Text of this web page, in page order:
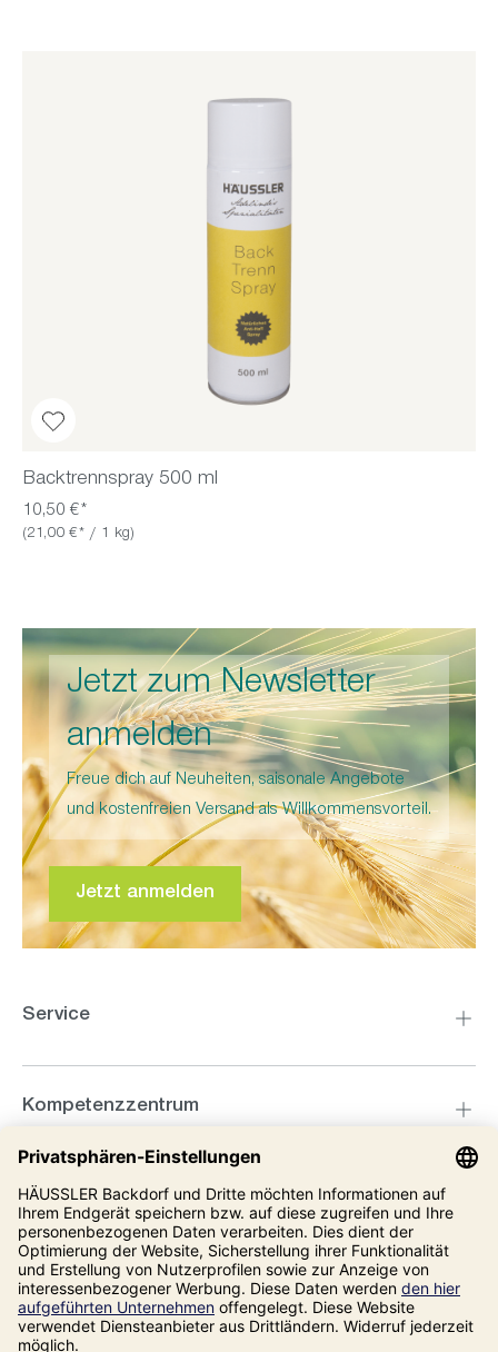
Backtrennspray 500 ml
10,50 €*
(21,00 €* / 1 kg)
Jetzt zum Newsletter
anmelden
Freue dich auf Neuheiten, saisonale Angebote
und kostenfreien Versand als Willkommensvorteil.
Jetzt anmelden
Service
Kompetenzzentrum
Informationen
Unsere Adresse